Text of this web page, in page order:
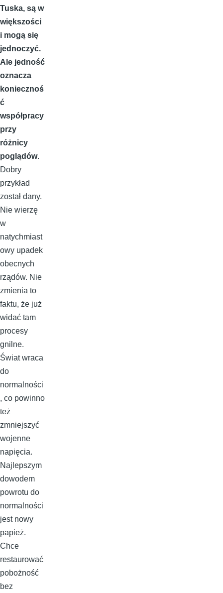
Tuska, są w
większości
i mogą się
jednoczyć.
Ale jedność
oznacza
koniecznoś
ć
współpracy
przy
różnicy
poglądów.
Dobry
przykład
został dany.
Nie wierzę
w
natychmiast
owy upadek
obecnych
rządów. Nie
zmienia to
faktu, że już
widać tam
procesy
gnilne.
Świat wraca
do
normalności
, co powinno
też
zmniejszyć
wojenne
napięcia.
Najlepszym
dowodem
powrotu do
normalności
jest nowy
papież.
Chce
restaurować
pobożność
bez